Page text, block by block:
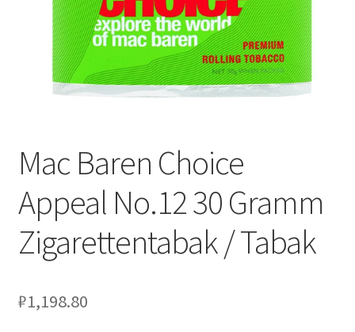
Mac Baren Choice
Appeal No.12 30 Gramm
Zigarettentabak / Tabak
₽1,198.80